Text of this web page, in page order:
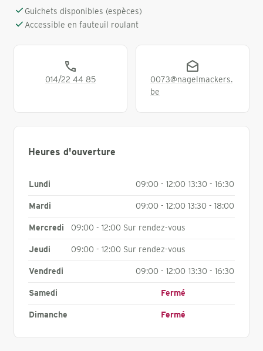
Guichets disponibles (espèces)
Accessible en fauteuil roulant
014/22 44 85
0073@nagelmackers.
be
Heures d'ouverture
Lundi 09:00 - 12:00 13:30 - 16:30
Mardi 09:00 - 12:00 13:30 - 18:00
Mercredi 09:00 - 12:00 Sur rendez-vous
Jeudi 09:00 - 12:00 Sur rendez-vous
Vendredi 09:00 - 12:00 13:30 - 16:30
Samedi Fermé
Dimanche Fermé